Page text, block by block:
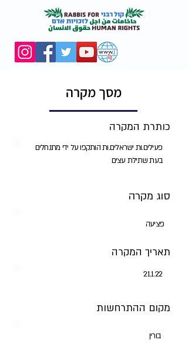
מסך מקרה
כותרת המקרה
פעילים.ות ישראלים.ות הותקפו על ידי מתנחלים
בעת שתילת עצים
סוג מקרה
פציעה
תאריך המקרה
21.1.22
מקום ההתרחשות
בורין